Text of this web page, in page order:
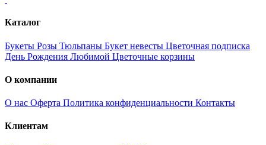
Каталог
Букеты Розы Тюльпаны Букет невесты Цветочная подписка
День Рождения Любимой Цветочные корзины
О компании
О нас Оферта Политика конфиденциальности Контакты
Клиентам